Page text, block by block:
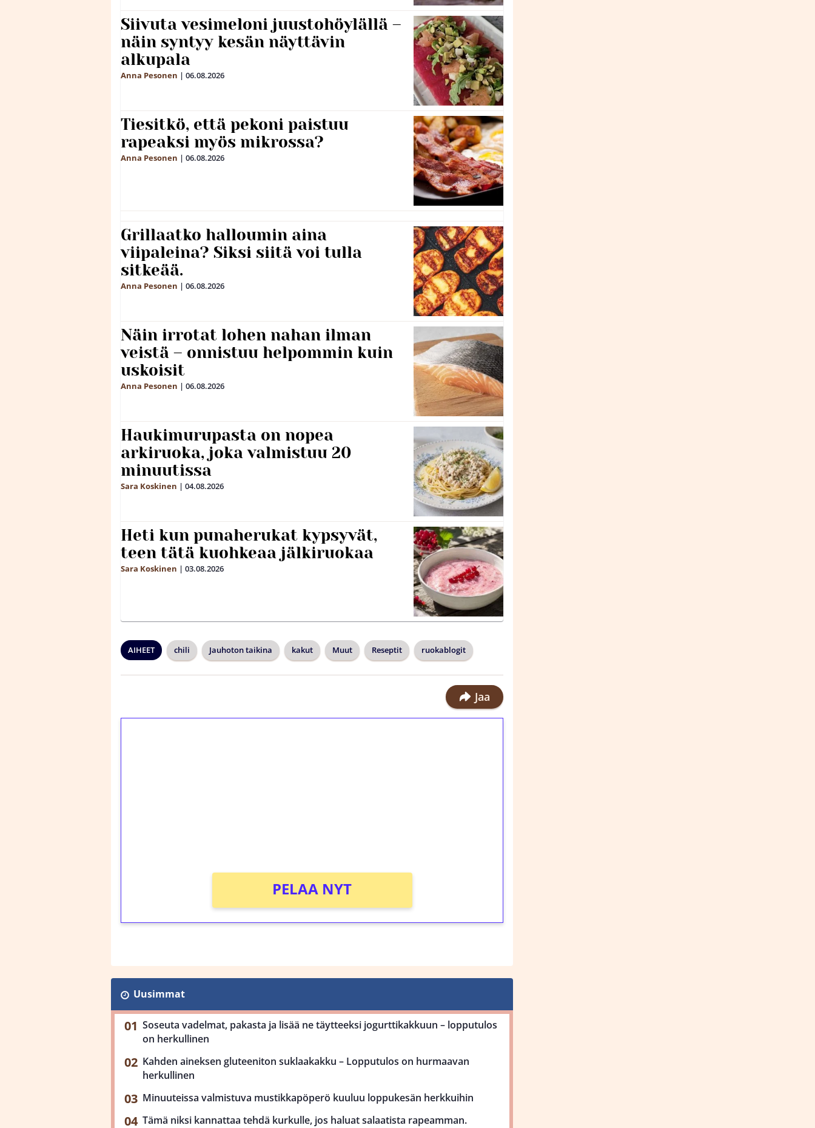
Siivuta vesimeloni juustohöylällä –
näin syntyy kesän näyttävin
alkupala
Anna Pesonen | 06.08.2026
Tiesitkö, että pekoni paistuu
rapeaksi myös mikrossa?
Anna Pesonen | 06.08.2026
Grillaatko halloumin aina
viipaleina? Siksi siitä voi tulla
sitkeää.
Anna Pesonen | 06.08.2026
Näin irrotat lohen nahan ilman
veistä – onnistuu helpommin kuin
uskoisit
Anna Pesonen | 06.08.2026
Haukimurupasta on nopea
arkiruoka, joka valmistuu 20
minuutissa
Sara Koskinen | 04.08.2026
Heti kun punaherukat kypsyvät,
teen tätä kuohkeaa jälkiruokaa
Sara Koskinen | 03.08.2026
AIHEET chili Jauhoton taikina kakut Muut Reseptit ruokablogit
Jaa
PELAA NYT
Uusimmat
Soseuta vadelmat, pakasta ja lisää ne täytteeksi jogurttikakkuun – lopputulos
on herkullinen
Kahden aineksen gluteeniton suklaakakku – Lopputulos on hurmaavan
herkullinen
Minuuteissa valmistuva mustikkapöperö kuuluu loppukesän herkkuihin
Tämä niksi kannattaa tehdä kurkulle, jos haluat salaatista rapeamman.